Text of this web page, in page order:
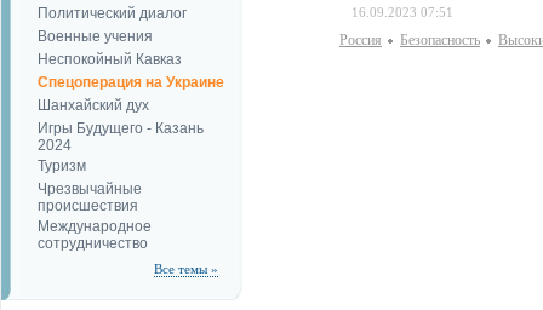
Политический диалог
Военные учения
Неспокойный Кавказ
Спецоперация на Украине
Шанхайский дух
Игры Будущего - Казань
2024
Туризм
Чрезвычайные
происшествия
Международное
сотрудничество
Все темы »
16.09.2023 07:51
Россия Безопаcность